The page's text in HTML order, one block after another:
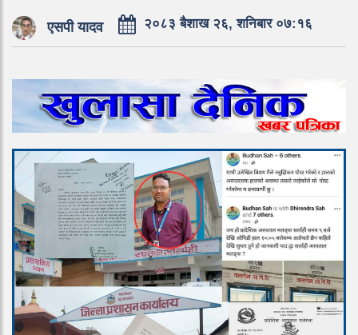
एसपी यादव २०८३ बैशाख २६, शनिबार ०७:१६